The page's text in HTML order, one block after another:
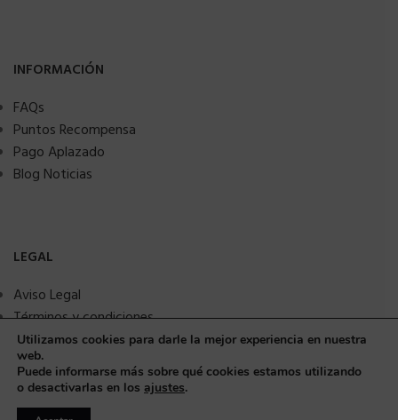
INFORMACIÓN
FAQs
Puntos Recompensa
Pago Aplazado
Blog Noticias
LEGAL
Aviso Legal
Términos y condiciones
Política de privacidad
Política de Cookies
Seguridad y protección a compradores
Utilizamos cookies para darle la mejor experiencia en nuestra
web.
Puede informarse más sobre qué cookies estamos utilizando
o desactivarlas en los ajustes.